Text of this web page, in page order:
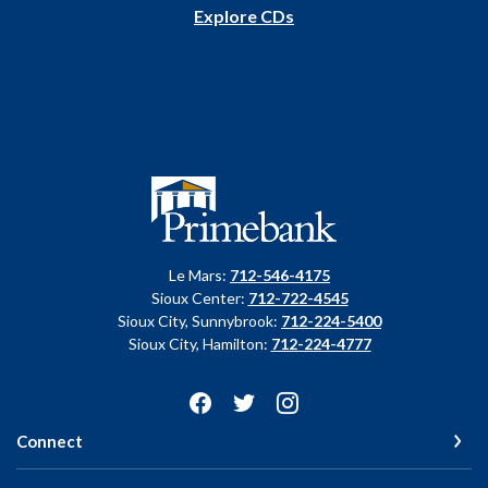
Explore CDs
Primebank
Le Mars: 712-546-4175
Sioux Center: 712-722-4545
Sioux City, Sunnybrook: 712-224-5400
Sioux City, Hamilton: 712-224-4777
Connect